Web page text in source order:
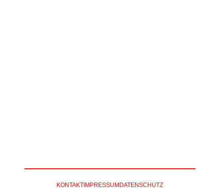
KONTAKT IMPRESSUM DATENSCHUTZ